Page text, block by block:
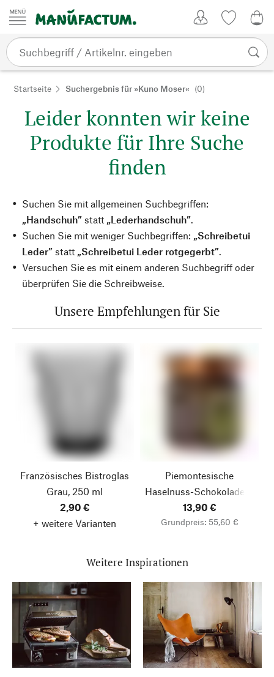
Zum Inhalt springen
Startseite Suchergebnis für »Kuno Moser« (0)
Leider konnten wir keine
Produkte für Ihre Suche
finden
Suchen Sie mit allgemeinen Suchbegriffen:
„Handschuh” statt „Lederhandschuh”.
Suchen Sie mit weniger Suchbegriffen: „Schreibetui
Leder” statt „Schreibetui Leder rotgegerbt”.
Versuchen Sie es mit einem anderen Suchbegriff oder
überprüfen Sie die Schreibweise.
Unsere Empfehlungen für Sie
Französisches Bistroglas
Grau, 250 ml
2,90 €
+ weitere Varianten
Piemontesische
Haselnuss-Schokoladen-
Creme
13,90 €
Grundpreis: 55,60 €
Weitere Inspirationen